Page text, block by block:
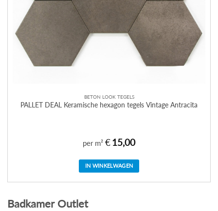
BETON LOOK TEGELS
PALLET DEAL Keramische hexagon tegels Vintage Antracita
per m² €15,00
IN WINKELWAGEN
Badkamer Outlet